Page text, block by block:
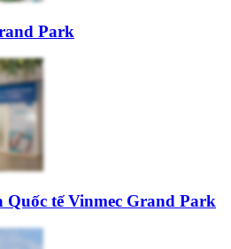
Park
tế Vinmec Grand Park